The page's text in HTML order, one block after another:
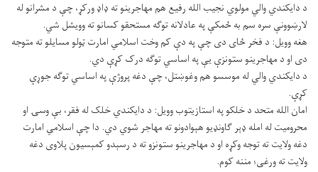
د دایکندي والي مولوي نجیب الله رفیع هم مهاجرینو ته ډاډ ورکړ، چې د مشرانو له
لارښوونې سره سم به ځمکې په عادلانه توګه مستحقو کسانو ته وویشل شي.
هغه وویل: د فخر ځای دی چې په دې کم وخت اسلامي امارت ټولو مسایلو ته متوجه
دی او د مهاجرینو ستونزې یې په اساسي توګه درک کړې دي.
د دایکندي والي له موسسو هم وغوښتل، چې دغه پروژې په اساسي توګه جوړې
کړې.
امان الله متحد د خلکو په استازیتوب وویل: د دایکندي خلک له فقر، بې وسۍ او
محرومیت له امله ډېر ګاونډیو هېوادونو ته مهاجر شوي دي. دا چې اسلامي امارت
دغه ولایت ته توجه وکړه او د مهاجرینو ستونزو ته د رسېدو کمېسیون پلاوی دغه
ولایت ته ورغی؛ مننه کوم.